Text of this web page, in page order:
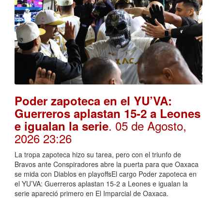
Poder zapoteca en el YU’VA:
Guerreros aplastan 15-2 a Leones
e igualan la serie. 05 de Agosto,
2026 23:26
La tropa zapoteca hizo su tarea, pero con el triunfo de
Bravos ante Conspiradores abre la puerta para que Oaxaca
se mida con Diablos en playoffsEl cargo Poder zapoteca en
el YU’VA: Guerreros aplastan 15-2 a Leones e igualan la
serie apareció primero en El Imparcial de Oaxaca.